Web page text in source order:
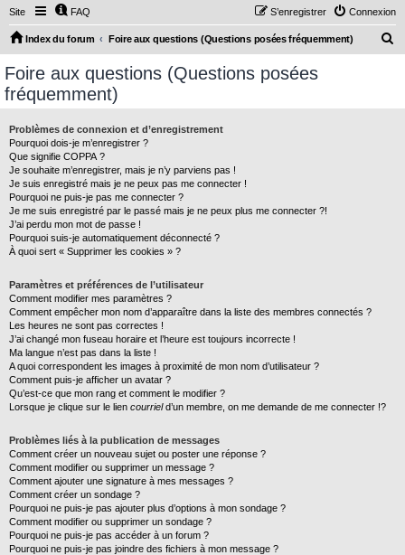
Site FAQ Connexion
S’enregistrer
Index du forum Foire aux questions (Questions posées fréquemment)
Foire aux questions (Questions posées
fréquemment)
Problèmes de connexion et d’enregistrement
Pourquoi dois-je m’enregistrer ?
Que signifie COPPA ?
Je souhaite m’enregistrer, mais je n’y parviens pas !
Je suis enregistré mais je ne peux pas me connecter !
Pourquoi ne puis-je pas me connecter ?
Je me suis enregistré par le passé mais je ne peux plus me connecter ?!
J’ai perdu mon mot de passe !
Pourquoi suis-je automatiquement déconnecté ?
À quoi sert « Supprimer les cookies » ?
Paramètres et préférences de l’utilisateur
Comment modifier mes paramètres ?
Comment empêcher mon nom d’apparaître dans la liste des membres connectés ?
Les heures ne sont pas correctes !
J’ai changé mon fuseau horaire et l’heure est toujours incorrecte !
Ma langue n’est pas dans la liste !
A quoi correspondent les images à proximité de mon nom d’utilisateur ?
Comment puis-je afficher un avatar ?
Qu’est-ce que mon rang et comment le modifier ?
Lorsque je clique sur le lien courrield’un membre, on me demande de me connecter !?
Problèmes liés à la publication de messages
Comment créer un nouveau sujet ou poster une réponse ?
Comment modifier ou supprimer un message ?
Comment ajouter une signature à mes messages ?
Comment créer un sondage ?
Pourquoi ne puis-je pas ajouter plus d’options à mon sondage ?
Comment modifier ou supprimer un sondage ?
Pourquoi ne puis-je pas accéder à un forum ?
Pourquoi ne puis-je pas joindre des fichiers à mon message ?